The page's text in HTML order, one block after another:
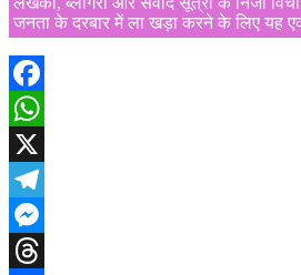
जनता के दरबार में ला खड़ा करने के लिए यह
Facebook
WhatsApp
X
Telegram
Messenger